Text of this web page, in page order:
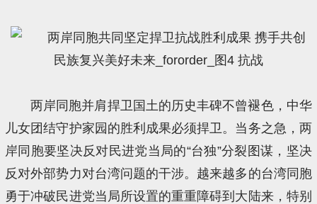
两岸同胞并肩捍卫国土的历史丰碑不曾褪色，中华
儿女团结守护家园的胜利成果必须捍卫。当务之急，两
岸同胞要坚决反对民进党当局的“台独”分裂图谋，坚决
反对外部势力对台湾问题的干涉。越来越多的台湾同胞
勇于冲破民进党当局所设置的重重障碍到大陆来，特别